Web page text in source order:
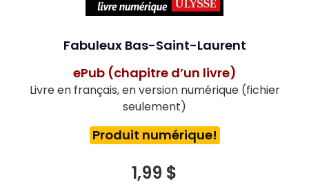
Fabuleux Bas-Saint-Laurent
ePub (chapitre d’un livre)
Livre en français, en version numérique (fichier
seulement)
Produit numérique!
1,99 $